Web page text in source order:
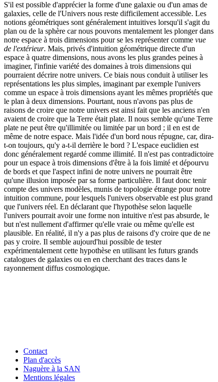
S'il est possible d'apprécier la forme d'une galaxie ou d'un amas de
galaxies, celle de l'Univers nous reste difficilement accessible. Les
notions géométriques sont généralement intuitives lorsqu'il s'agit du
plan ou de la sphère car nous pouvons mentalement les plonger dans
notre espace à trois dimensions pour se les représenter comme vue
de l'extérieur. Mais, privés d'intuition géométrique directe d'un
espace à quatre dimensions, nous avons les plus grandes peines à
imaginer, l'infinie variété des domaines à trois dimensions qui
pourraient décrire notre univers. Ce biais nous conduit à utiliser les
représentations les plus simples, imaginant par exemple l'univers
comme un espace à trois dimensions ayant les mêmes propriétés que
le plan à deux dimensions. Pourtant, nous n'avons pas plus de
raisons de croire que notre univers est ainsi fait que les anciens n'en
avaient de croire que la Terre était plate. Il nous semble qu'une Terre
plate ne peut être qu'illimitée ou limitée par un bord ; il en est de
même de notre espace. Mais l'idée d'un bord nous répugne, car, dira-
t-on toujours, qu'y a-t-il derrière le bord ? L'espace euclidien est
donc généralement regardé comme illimité. Il n'est pas contradictoire
pour un espace à trois dimensions d'être à la fois limité et dépourvu
de bords et que l'aspect infini de notre univers ne pourrait être
qu'une illusion imposée par sa forme particulière. Il faut donc tenir
compte des univers modèles, munis de topologie étrange pour notre
intuition commune, pour lesquels l'univers observable est plus grand
que l'univers réel. En déclarant que l'hypothèse selon laquelle
l'univers pourrait avoir une forme non intuitive n'est pas absurde, le
but n'est nullement d'affirmer qu'elle vraie ou même qu'elle est
plausible. En réalité, il n'y a pas plus de raisons d'y croire que de ne
pas y croire. Il semble aujourd'hui possible de tester
expérimentalement cette hypothèse en utilisant les futurs grands
catalogues de galaxies ou en en cherchant des traces dans le
rayonnement diffus cosmologique.
Contact
Plan d'accès
Naguère à la SAN
Mentions légales